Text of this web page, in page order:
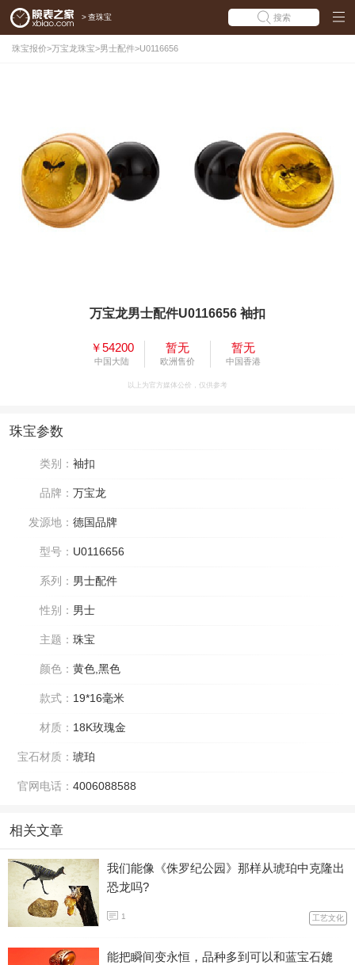
> 查珠宝 搜索
珠宝报价>万宝龙珠宝>男士配件>U0116656
万宝龙男士配件U0116656 袖扣
￥54200
中国大陆
暂无
欧洲售价
暂无
中国香港
以上为官方媒体公价，仅供参考
珠宝参数
类别： 袖扣
品牌： 万宝龙
发源地： 德国品牌
型号： U0116656
系列： 男士配件
性别： 男士
主题： 珠宝
颜色： 黄色,黑色
款式： 19*16毫米
材质： 18K玫瑰金
宝石材质： 琥珀
官网电话： 4006088588
相关文章
我们能像《侏罗纪公园》那样从琥珀中克隆出
恐龙吗?
1 工艺文化
能把瞬间变永恒，品种多到可以和蓝宝石媲